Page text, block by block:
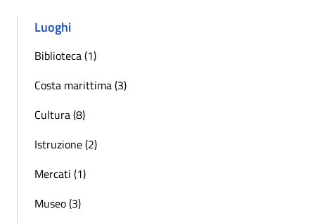
Luoghi
Biblioteca (1)
Costa marittima (3)
Cultura (8)
Istruzione (2)
Mercati (1)
Museo (3)